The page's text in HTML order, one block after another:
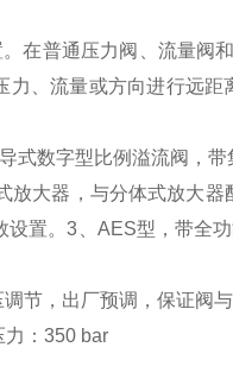
在普通压力阀、流量阀
、流量或方向进行远
式数字型比例溢流阀，带
大器，与分体式放大
置。3、AES型，带全
节，出厂预调，保证阀与
力：350 bar